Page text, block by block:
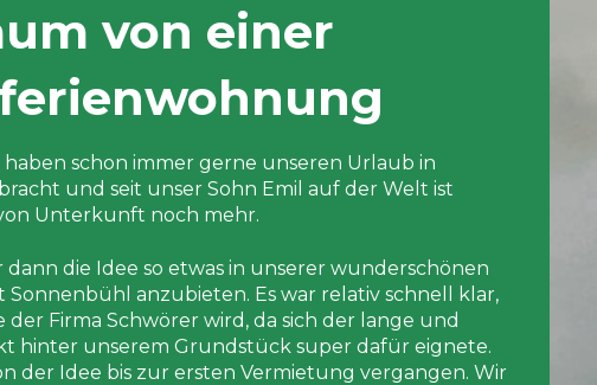
von einer
schon immer gerne unseren Urlaub in
und seit unser Sohn Emil auf der Welt ist
Unterkunft noch mehr.
die Idee so etwas in unserer wunderschönen
Sonnenbühl anzubieten. Es war relativ schnell klar,
der Firma Schwörer wird, da sich der lange und
hinter unserem Grundstück super dafür eignete.
der Idee bis zur ersten Vermietung vergangen. Wir